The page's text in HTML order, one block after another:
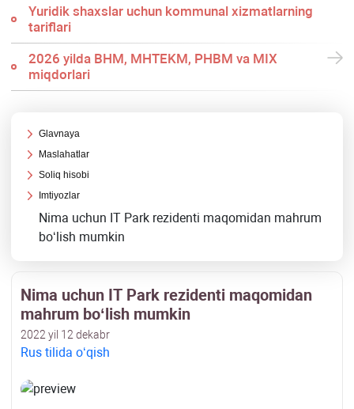
Yuridik shaхslar uchun kommunal хizmatlarning
tariflari
2026 yilda BHM, MHTEKM, PHBM va MIX
miqdorlari
Glavnaya
Maslahatlar
Soliq hisobi
Imtiyozlar
Nima uchun IT Park rezidenti maqomidan mahrum
boʻlish mumkin
Nima uchun IT Park rezidenti maqomidan
mahrum boʻlish mumkin
2022 yil 12 dekabr
Rus tilida oʻqish